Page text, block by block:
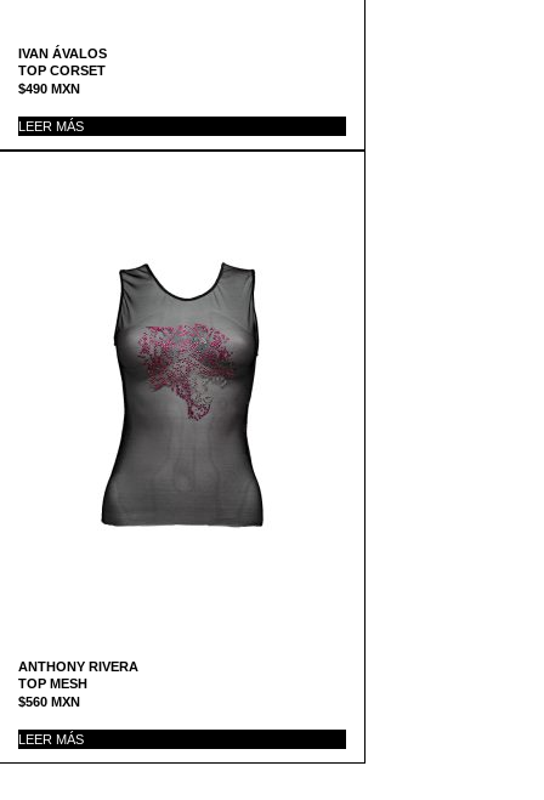
IVAN ÁVALOS
TOP CORSET
$490 MXN
LEER MÁS
ANTHONY RIVERA
TOP MESH
$560 MXN
LEER MÁS